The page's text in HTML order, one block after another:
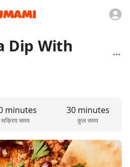
Dip With
minutes
सक्रिय समय
30 minutes
कुल समय